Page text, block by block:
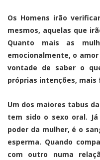
Os Homens irão
mesmos, aquelas que
Quanto mais as
emocionalmente, o
vontade de saber o
próprias intenções, mais
Um dos maiores tabus
tem sido o sexo oral.
poder da mulher, é o
esperma. Quando
com outro numa